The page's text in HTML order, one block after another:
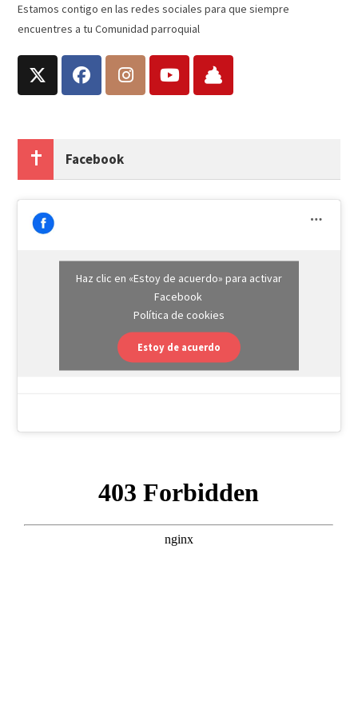
Estamos contigo en las redes sociales para que siempre
encuentres a tu Comunidad parroquial
Facebook
Haz clic en «Estoy de acuerdo» para activar
Facebook
Política de cookies
Estoy de acuerdo